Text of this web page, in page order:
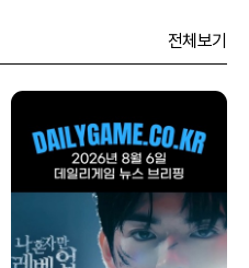
전체보기